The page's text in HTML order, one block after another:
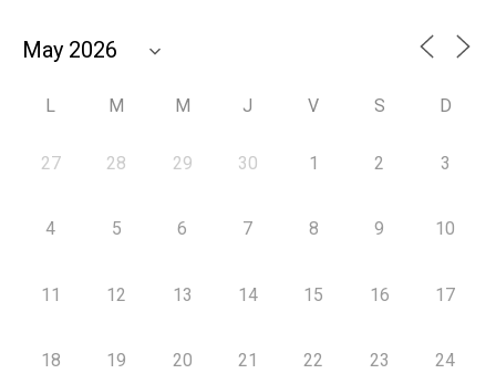
L M M J V S D
27 28 29 30 1 2 3
4 5 6 7 8 9 10
11 12 13 14 15 16 17
18 19 20 21 22 23 24